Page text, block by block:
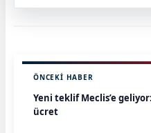
ÖNCEKI HABER
Yeni teklif Meclis’e
ücret